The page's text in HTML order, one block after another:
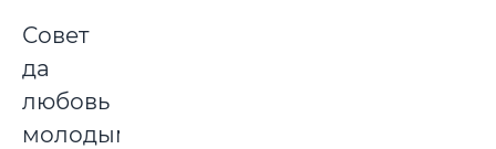
Совет
да
любовь
молодым!